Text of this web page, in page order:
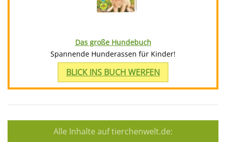
Das große Hundebuch
Spannende Hunderassen für Kinder!
BLICK INS BUCH WERFEN
Alle Inhalte auf tierchenwelt.de: